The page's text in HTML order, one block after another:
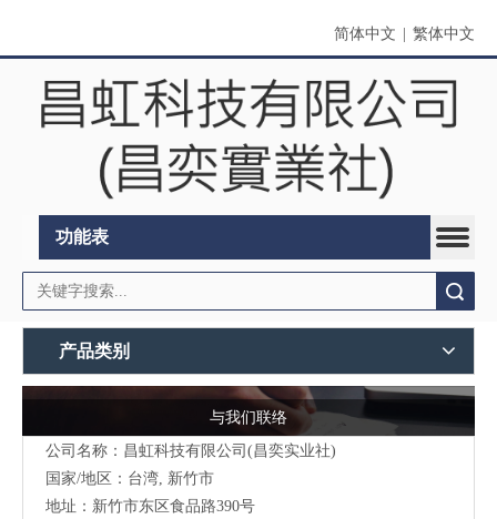
简体中文 繁体中文
功能表
产品类别
与我们联络
公司名称：昌虹科技有限公司(昌奕实业社)
国家/地区：台湾, 新竹市
地址：新竹市东区食品路390号